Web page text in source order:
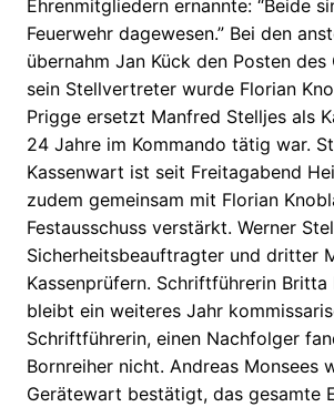
Ehrenmitgliedern ernannte: “Beide
Feuerwehr dagewesen.” Bei den
übernahm Jan Kück den Posten des
sein Stellvertreter wurde Florian
Prigge ersetzt Manfred Stelljes als
24 Jahre im Kommando tätig war.
Kassenwart ist seit Freitagabend
zudem gemeinsam mit Florian
Festausschuss verstärkt. Werner
Sicherheitsbeauftragter und dritter
Kassenprüfern. Schriftführerin Britta
bleibt ein weiteres Jahr
Schriftführerin, einen Nachfolger
Bornreiher nicht. Andreas Monsees
Gerätewart bestätigt, das gesamte